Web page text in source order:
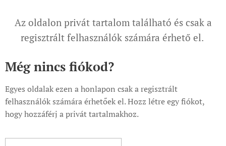
Az oldalon privát tartalom található és csak a
regisztrált felhasználók számára érhető el.
Még nincs fiókod?
Egyes oldalak ezen a honlapon csak a regisztrált
felhasználók számára érhetőek el. Hozz létre egy fiókot,
hogy hozzáférj a privát tartalmakhoz.